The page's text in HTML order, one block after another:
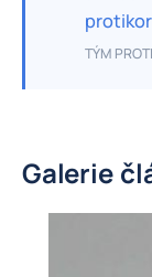
TÝM
Galerie